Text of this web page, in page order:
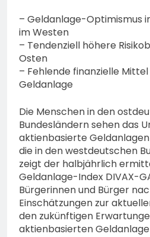
– Geldanlage-Optimismus
im Westen
– Tendenziell höhere
Osten
– Fehlende finanzielle
Geldanlage
Die Menschen in den
Bundesländern sehen das
aktienbasierte
die in den westdeutschen
zeigt der halbjährlich
Geldanlage-Index DIVAX-
Bürgerinnen und Bürger
Einschätzungen zur
den zukünftigen
aktienbasierten